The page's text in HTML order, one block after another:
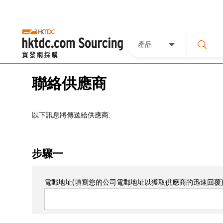
產品
聯絡供應商
以下訊息將傳送給供應商:
步驟一
電郵地址(填寫您的公司電郵地址以獲取供應商的迅速回覆)